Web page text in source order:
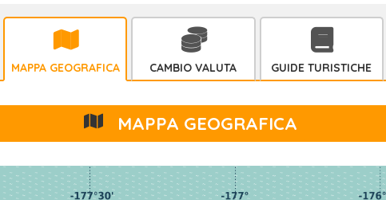
MAPPA GEOGRAFICA CAMBIO VALUTA GUIDE TURISTICHE
MAPPA GEOGRAFICA